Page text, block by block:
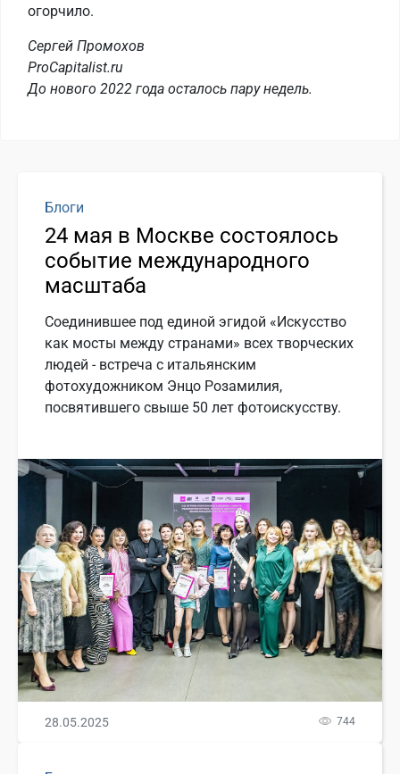
огорчило.
Сергей Промохов
ProCapitalist.ru
До нового 2022 года осталось пару недель.
Блоги
24 мая в Москве состоялось
событие международного
масштаба
Соединившее под единой эгидой «Искусство
как мосты между странами» всех творческих
людей - встреча с итальянским
фотохудожником Энцо Розамилия,
посвятившего свыше 50 лет фотоискусству.
28.05.2025 744